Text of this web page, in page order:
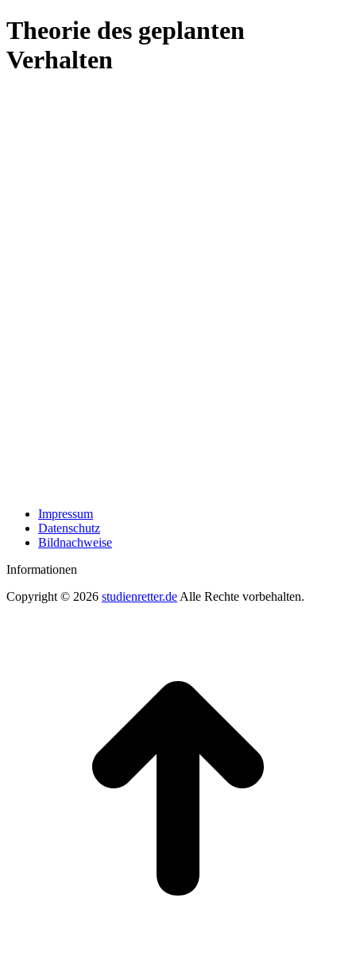
Theorie des geplanten
Verhalten
Impressum
Datenschutz
Bildnachweise
Informationen
Copyright © 2026 studienretter.de Alle Rechte vorbehalten.